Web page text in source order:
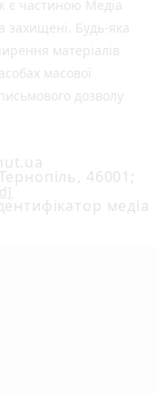
є частиною Медіа
захищені. Будь-яка
матеріалів
масової
дозволу
46001;
медіа